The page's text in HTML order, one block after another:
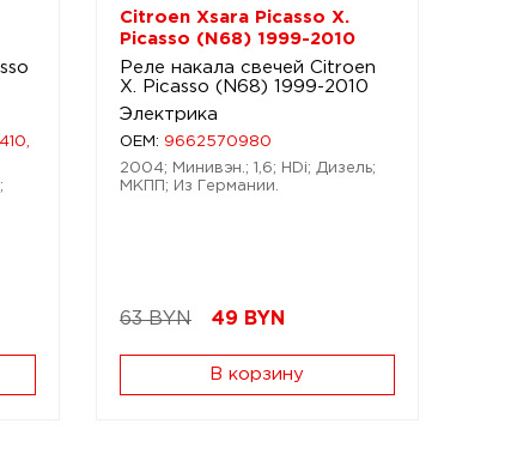
Citroen Xsara Picasso X.
Picasso (N68) 1999-2010
Реле накала свечей Citroen
X. Picasso (N68) 1999-2010
Электрика
OEM: 9662570980
2004; Минивэн.; 1,6; HDi; Дизель;
МКПП; Из Германии.
63 BYN 49 BYN
В корзину